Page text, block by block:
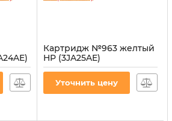
M
Картридж №963 желтый
HP (3JA25AE)
Артикул:CI-HP-3JA25AE-Y
Уточнить цену